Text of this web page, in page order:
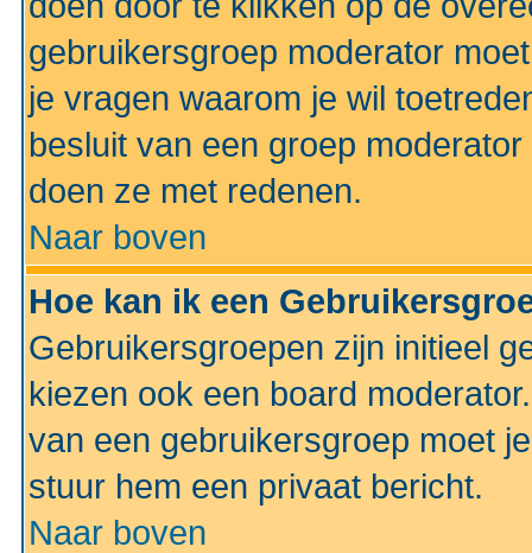
gebruikersgroep moderator
je vragen waarom je wil
besluit van een groep
doen ze met redenen.
Naar boven
Hoe kan ik een
Gebruikersgroepen zijn initieel
kiezen ook een board
van een gebruikersgroep moet
stuur hem een privaat bericht.
Naar boven